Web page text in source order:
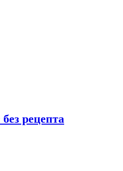
рецепта